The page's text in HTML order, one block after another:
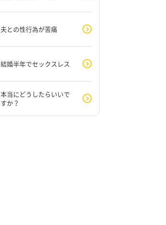
夫との性行為が苦痛
結婚半年でセックスレス
本当にどうしたらいいで
すか？